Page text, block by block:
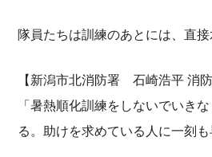
隊員たちは訓練のあとには、直
【新潟市北消防署 石崎浩平 消防
「暑熱順化訓練をしないでいき
る。助けを求めている人に一刻